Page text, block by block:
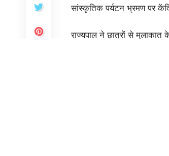
सांस्कृतिक पर्यटन भ्रमण पर
राज्यपाल ने छात्रों से